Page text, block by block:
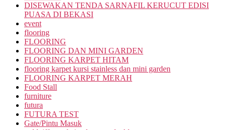
DISEWAKAN TENDA SARNAFIL KERUCUT EDISI
PUASA DI BEKASI
event
flooring
FLOORING
FLOORING DAN MINI GARDEN
FLOORING KARPET HITAM
flooring karpet kursi stainless dan mini garden
FLOORING KARPET MERAH
Food Stall
furniture
futura
FUTURA TEST
Gate/Pintu Masuk